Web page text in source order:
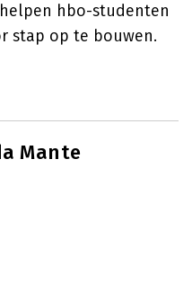
hbo-studenten
stap op te bouwen.
Mante